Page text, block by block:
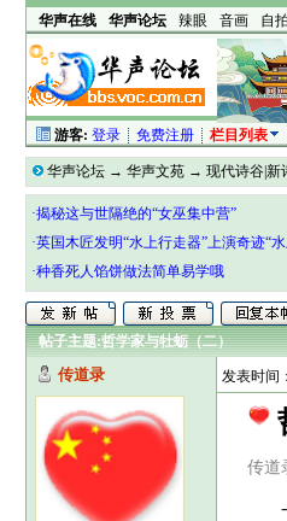
华声在线 华声论坛 辣眼 音画 自拍
游客: 登录 免费注册 栏目列表
华声论坛→ 华声文苑→ 现代诗谷|新
·揭秘这与世隔绝的“女巫集中营”
·英国木匠发明“水上行走器”上演奇迹“
·种香死人馅饼做法简单易学哦
帖子主题:哲学家与牡蛎（二）
传道录 发表时间
传道
一